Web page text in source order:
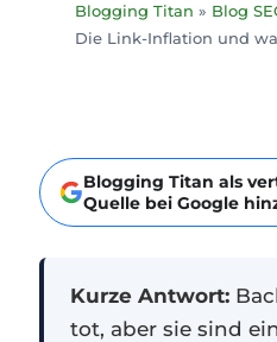
Blogging Titan als
Quelle bei Google
Kurze Antwort:
tot, aber sie sind
Blogging Titan » Blog
Die Link-Inflation und